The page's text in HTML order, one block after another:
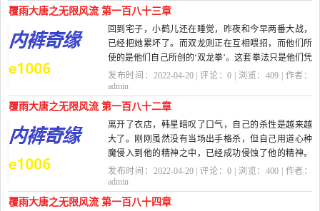
覆雨大唐之无限风流 第一百八十三章
回到宅子，小鹤儿还在睡觉，昨夜和今早两番大战，
已经把她累坏了。而双龙则正在互相喂招，而他们所
使的是他们自己所创的‘双龙拳’。这套拳法只是他们凭
借十多...
发布时间：2022-04-20 | 评论：0 | 浏览：409 | 作者：
admin
覆雨大唐之无限风流 第一百八十二章
离开了衣店，韩星暗叹了口气，自己的杀性是越来越
大了。刚刚虽然没有当场出手格杀，但自己用道心种
魔侵入到他的精神之中，已经成功侵蚀了他的精神。
像这种没有...
发布时间：2022-04-20 | 评论：0 | 浏览：400 | 作者：
admin
覆雨大唐之无限风流 第一百八十四章